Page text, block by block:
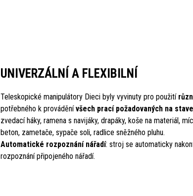
UNIVERZÁLNÍ A FLEXIBILNÍ
Teleskopické manipulátory Dieci byly vyvinuty pro použití
potřebného k prováděnívšech prací požadovaných na
zvedací háky, ramena s navijáky, drapáky, koše na materiál,
beton, zametače, sypače soli, radlice sněžného pluhu.
Automatické rozpoznání nářadí: stroj se automaticky
rozpoznání připojeného nářadí.